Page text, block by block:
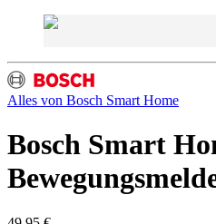
Alles von Bosch Smart Home
Bosch Smart